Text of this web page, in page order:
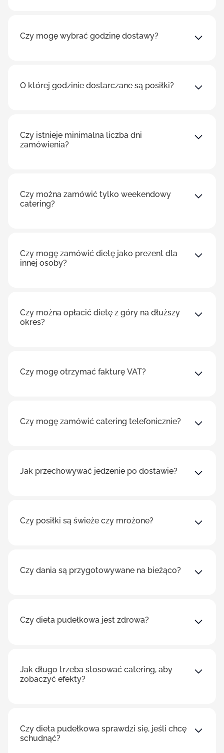
Czy mogę wybrać godzinę dostawy?
O której godzinie dostarczane są posiłki?
Czy istnieje minimalna liczba dni
zamówienia?
Czy można zamówić tylko weekendowy
catering?
Czy mogę zamówić dietę jako prezent dla
innej osoby?
Czy można opłacić dietę z góry na dłuższy
okres?
Czy mogę otrzymać fakturę VAT?
Czy mogę zamówić catering telefonicznie?
Jak przechowywać jedzenie po dostawie?
Czy posiłki są świeże czy mrożone?
Czy dania są przygotowywane na bieżąco?
Czy dieta pudełkowa jest zdrowa?
Jak długo trzeba stosować catering, aby
zobaczyć efekty?
Czy dieta pudełkowa sprawdzi się, jeśli chcę
schudnąć?